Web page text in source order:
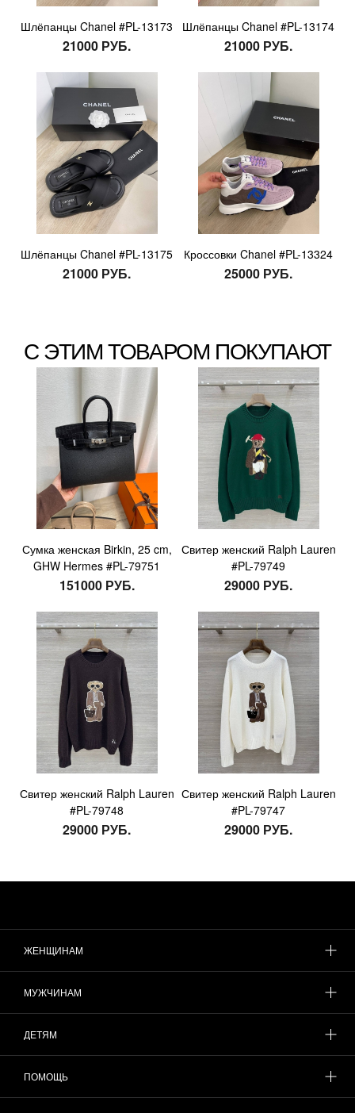
Шлёпанцы Chanel #PL-13173
21000 РУБ.
Шлёпанцы Chanel #PL-13174
21000 РУБ.
Шлёпанцы Chanel #PL-13175
21000 РУБ.
Кроссовки Chanel #PL-13324
25000 РУБ.
С ЭТИМ ТОВАРОМ ПОКУПАЮТ
Сумка женская Birkin, 25 cm,
GHW Hermes #PL-79751
151000 РУБ.
Свитер женский Ralph Lauren
#PL-79749
29000 РУБ.
Свитер женский Ralph Lauren
#PL-79748
29000 РУБ.
Свитер женский Ralph Lauren
#PL-79747
29000 РУБ.
ЖЕНЩИНАМ
МУЖЧИНАМ
ДЕТЯМ
ПОМОЩЬ